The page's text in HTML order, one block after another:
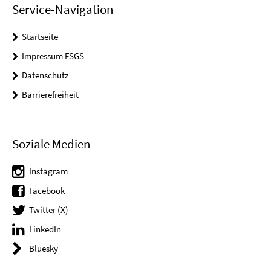
Service-Navigation
Startseite
Impressum FSGS
Datenschutz
Barrierefreiheit
Soziale Medien
Instagram
Facebook
Twitter (X)
LinkedIn
Bluesky